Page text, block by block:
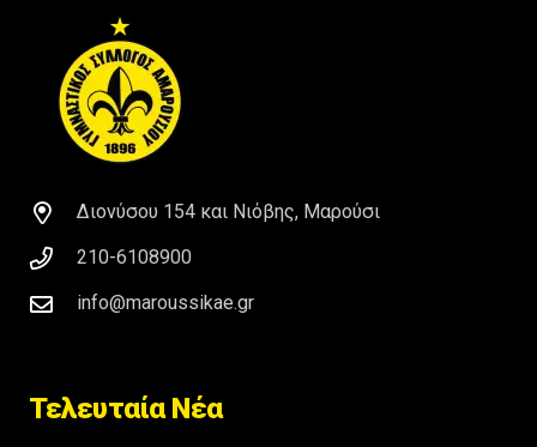
Διονύσου 154 και Νιόβης, Μαρούσι
210-6108900
info@maroussikae.gr
Τελευταία Νέα